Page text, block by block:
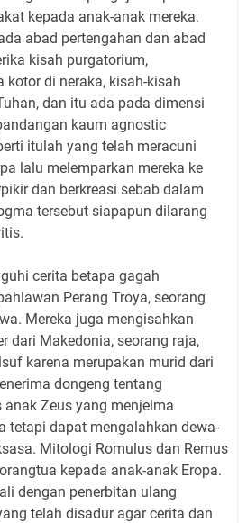
kepada anak-anak mereka.
abad pertengahan dan abad
kisah purgatorium,
kotor di neraka, kisah-kisah
dan itu ada pada dimensi
kaum agnostic
itulah yang telah meracuni
lalu melemparkan mereka ke
dan berkreasi sebab dalam
tersebut siapapun dilarang
cerita betapa gagah
Perang Troya, seorang
Mereka juga mengisahkan
dari Makedonia, seorang raja,
karena merupakan murid dari
dongeng tentang
anak Zeus yang menjelma
tetapi dapat mengalahkan dewa-
Mitologi Romulus dan Remus
kepada anak-anak Eropa.
dengan penerbitan ulang
telah disadur agar cerita dan